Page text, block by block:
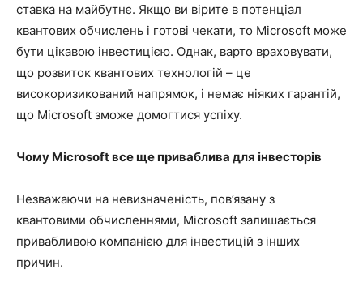
ставка на майбутнє. Якщо ви вірите в потенціал
квантових обчислень і готові чекати, то Microsoft може
бути цікавою інвестицією. Однак, варто враховувати,
що розвиток квантових технологій – це
високоризикований напрямок, і немає ніяких гарантій,
що Microsoft зможе домогтися успіху.
Чому Microsoft все ще приваблива для інвесторів
Незважаючи на невизначеність, пов’язану з
квантовими обчисленнями, Microsoft залишається
привабливою компанією для інвестицій з інших
причин.